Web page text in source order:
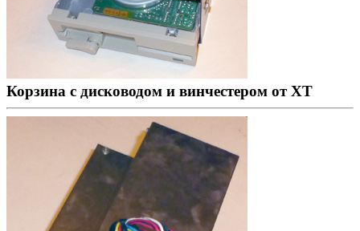
Корзина с дисководом и винчестером от XT